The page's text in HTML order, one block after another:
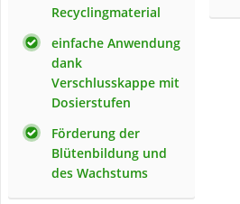
Recyclingmaterial
einfache Anwendung
dank
Verschlusskappe mit
Dosierstufen
Förderung der
Blütenbildung und
des Wachstums